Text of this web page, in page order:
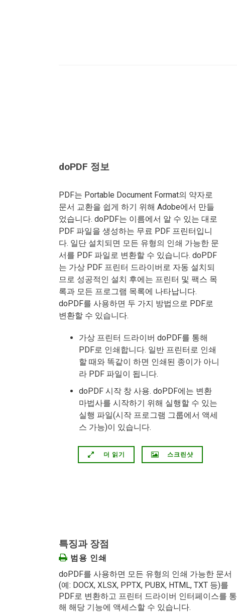
doPDF 정보
PDF는 Portable Document Format의 약자로
문서 교환을 쉽게 하기 위해 Adobe에서 만들
었습니다. doPDF는 이름에서 알 수 있는 대로
PDF 파일을 생성하는 무료 PDF 프린터입니
다. 일단 설치되면 모든 유형의 인쇄 가능한 문
서를 PDF 파일로 변환할 수 있습니다. doPDF
는 가상 PDF 프린터 드라이버로 자동 설치되
므로 성공적인 설치 후에는 프린터 및 팩스 목
록과 모든 프로그램 목록에 나타납니다.
doPDF를 사용하면 두 가지 방법으로 PDF로
변환할 수 있습니다.
가상 프린터 드라이버 doPDF를 통해
PDF로 인쇄합니다. 일반 프린터로 인쇄
할 때와 똑같이 하면 인쇄된 종이가 아니
라 PDF 파일이 됩니다.
doPDF 시작 창 사용. doPDF에는 변환
마법사를 시작하기 위해 실행할 수 있는
실행 파일(시작 프로그램 그룹에서 액세
스 가능)이 있습니다.
더 읽기 스크린샷
특징과 장점
범용 인쇄
doPDF를 사용하면 모든 유형의 인쇄 가능한 문서
(예: DOCX, XLSX, PPTX, PUBX, HTML, TXT 등)를
PDF로 변환하고 프린터 드라이버 인터페이스를 통
해 해당 기능에 액세스할 수 있습니다.